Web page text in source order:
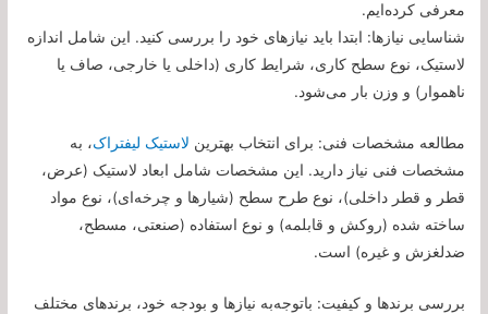
معرفی کرده‌ایم.
شناسایی نیازها: ابتدا باید نیازهای خود را بررسی کنید. این شامل اندازه
لاستیک، نوع سطح کاری، شرایط کاری (داخلی یا خارجی، صاف یا
ناهموار) و وزن بار می‌شود.
مطالعه مشخصات فنی: برای انتخاب بهترین لاستیک لیفتراک، به
مشخصات فنی نیاز دارید. این مشخصات شامل ابعاد لاستیک (عرض،
قطر و قطر داخلی)، نوع طرح سطح (شیارها و چرخه‌ای)، نوع مواد
ساخته شده (روکش و قابلمه) و نوع استفاده (صنعتی، مسطح،
ضدلغزش و غیره) است.
بررسی برند‌ها و کیفیت: باتوجه‌به نیازها و بودجه خود، برند‌های مختلف